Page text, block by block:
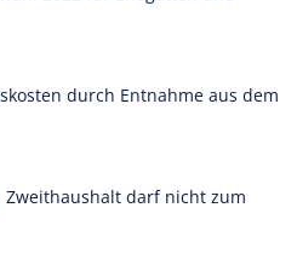
durch Entnahme aus dem
darf nicht zum